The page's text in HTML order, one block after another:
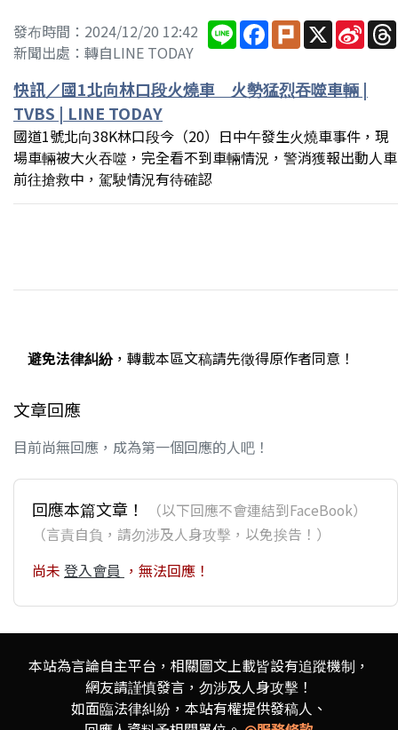
發布時間：2024/12/20 12:42
新聞出處：轉自LINE TODAY
Line Facebook
PlurkX Sina
快訊／國1北向林口段火燒車 火勢猛烈吞噬車輛 |
TVBS | LINE TODAY
國道1號北向38K林口段今（20）日中午發生火燒車事件，現
場車輛被大火吞噬，完全看不到車輛情況，警消獲報出動人車
前往搶救中，駕駛情況有待確認
避免法律糾紛，轉載本區文稿請先徵得原作者同意！
文章回應
目前尚無回應，成為第一個回應的人吧！
回應本篇文章！
（以下回應不會連結到FaceBook）
（言責自負，請勿涉及人身攻擊，以免挨告！）
尚未 登入會員 ，無法回應！
本站為言論自主平台，相關圖文上載皆設有追蹤機制，
網友請謹慎發言，勿涉及人身攻擊！
如面臨法律糾紛，本站有權提供發稿人、